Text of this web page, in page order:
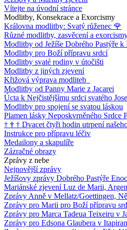
Vítejte na úvodní stránce
Modlitby, Konsekrace a Exorcismy
Královna modlitby: Svatý růženec 🌹
Různé modlitby, zasvěcení a
Modlitby od Ježíše Dobrého Pastýře k
Modlitby pro Boží přípravu srdcí
Modlitby svaté rodiny v útočišti
Modlitby z jiných zjevení
Křižová výprava modliteb
Modlitby od Panny Marie z Jacarei
Úcta k Nejčistějšímu srdci svatého
Modlitby pro spojení se svatou láskou
Plamen lásky Neposkvrněného Srdce
† † † Dvacet čtyři hodin utrpení
Instrukce pro přípravu léčiv
Medailony a skapulíře
Zázračné obrazy
Zprávy z nebe
Nejnovější zprávy
Ježíšovy zprávy Dobrého Pastýře
Mariánské zjevení Luz de Marii,
Zprávy Anně v Mellatz/Goettingen,
Zprávy pro Marii pro Boží přípravu
Zprávy pro Marca Tadeua Teixeiru v
Zprávy pro Edsona Glaubera v